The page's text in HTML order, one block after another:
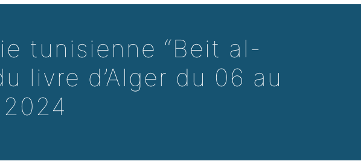
tunisienne “Beit al-
livre d’Alger du 06 au